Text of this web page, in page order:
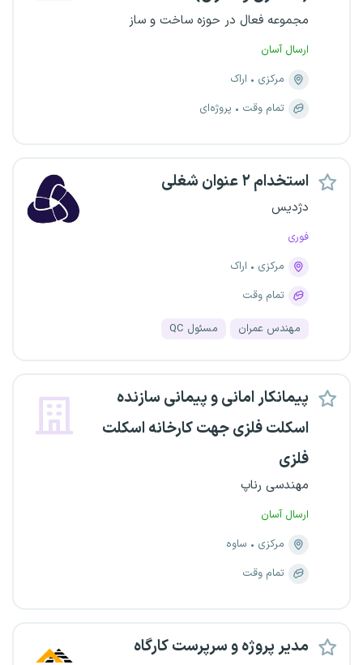
مجموعه فعال در حوزه ساخت و ساز
ارسال آسان
مرکزی
اراک
تمام وقت
پروژه‌ای
استخدام ۲ عنوان شغلی
دژدیس
فوری
مرکزی
اراک
تمام وقت
مهندس عمران مسئول QC
پیمانکار امانی و پیمانی سازنده
اسکلت فلزی جهت کارخانه اسکلت
فلزی
مهندسی رناپ
ارسال آسان
مرکزی
ساوه
تمام وقت
مدیر پروژه و سرپرست کارگاه